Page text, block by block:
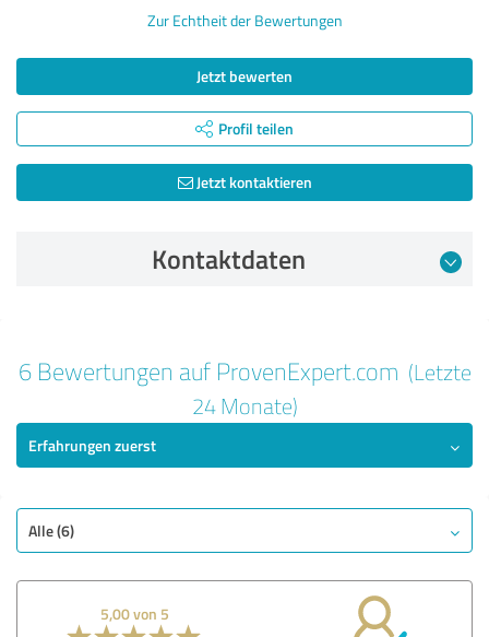
Zur Echtheit der Bewertungen
Jetzt bewerten
Profil teilen
Jetzt kontaktieren
Kontaktdaten
SEHR GUT
Nutzen
Leistungen
Umsetzung
Beratung
6 Bewertungen auf ProvenExpert.com (Letzte
24 Monate)
Erfahrungen zuerst
Alle (6)
5,00 von 5